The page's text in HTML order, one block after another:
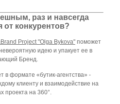
раз и навсегда
от конкурентов?
Brand Project"Olga Bykova"поможет
идею и упакует ее в
Бренд.
в формате «бутик-агентства» -
клиенту и взаимодействие на
проекта на 360°.